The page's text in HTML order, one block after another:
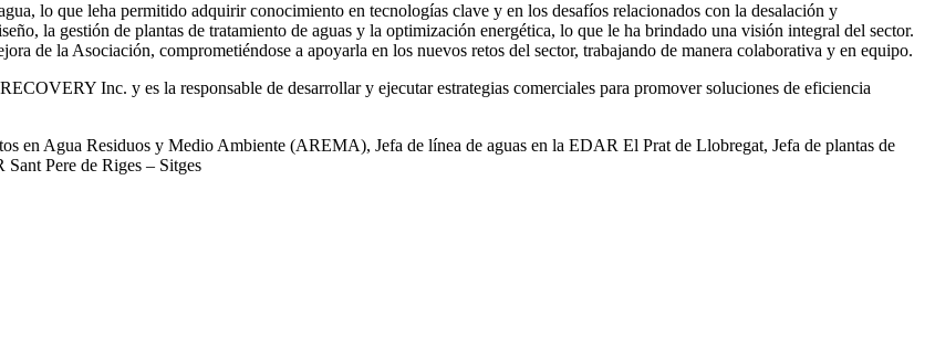
lo que leha permitido adquirir conocimiento en tecnologías clave y en los desafíos relacionados con la desalación y
la gestión de plantas de tratamiento de aguas y la optimización energética, lo que le ha brindado una visión integral del sector.
de la Asociación, comprometiéndose a apoyarla en los nuevos retos del sector, trabajando de manera colaborativa y en equipo.
Inc. y es la responsable de desarrollar y ejecutar estrategias comerciales para promover soluciones de eficiencia
en Agua Residuos y Medio Ambiente (AREMA), Jefa de línea de aguas en la EDAR El Prat de Llobregat, Jefa de plantas de
Pere de Riges – Sitges